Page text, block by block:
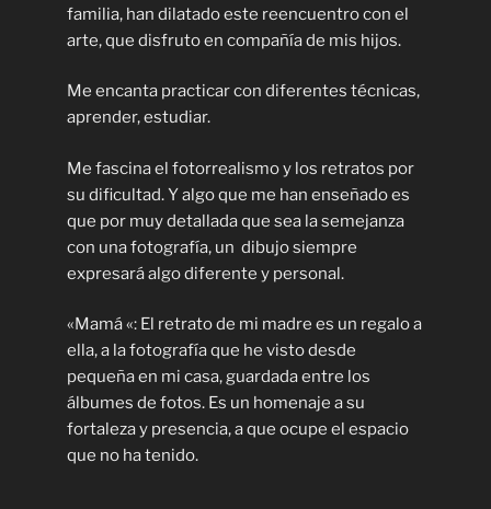
familia, han dilatado este reencuentro con el
arte, que disfruto en compañía de mis hijos.
Me encanta practicar con diferentes técnicas,
aprender, estudiar.
Me fascina el fotorrealismo y los retratos por
su dificultad. Y algo que me han enseñado es
que por muy detallada que sea la semejanza
con una fotografía, un dibujo siempre
expresará algo diferente y personal.
«Mamá «: El retrato de mi madre es un regalo a
ella, a la fotografía que he visto desde
pequeña en mi casa, guardada entre los
álbumes de fotos. Es un homenaje a su
fortaleza y presencia, a que ocupe el espacio
que no ha tenido.